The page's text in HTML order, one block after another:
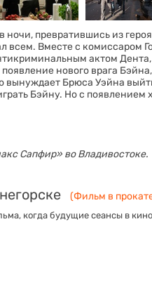
ночи, превратившись из
всем. Вместе с комиссаром
актом
нового врага
вынуждает Брюса Уэйна
Бэйну. Но с
Сапфир» во Владивостоке.
(Фильм в
когда будущие сеансы в